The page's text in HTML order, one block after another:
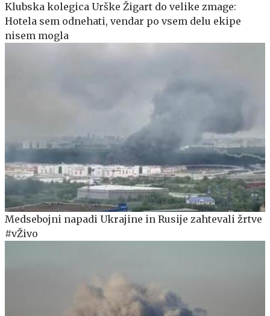
Klubska kolegica Urške Žigart do velike zmage:
Hotela sem odnehati, vendar po vsem delu ekipe
nisem mogla
Medsebojni napadi Ukrajine in Rusije zahtevali žrtve
#vŽivo